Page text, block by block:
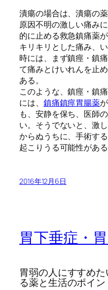
潰瘍の場合は、潰瘍の
原因不明の激しい痛み
的に止める救急鎮痛薬が
キリキリとした痛み、
時には、まず鎮痙・鎮
て痛みとけいれんを止
ある。
このような、鎮痙・鎮
には、 鎮痛鎮痙胃腸薬
も、安静を保ち、医師
い。そうでないと、激
からぬうちに、手術す
起こりうる可能性がある
2016年12月6日
胃下垂症・
胃弱の人にすすめ
る薬と生活のポイン